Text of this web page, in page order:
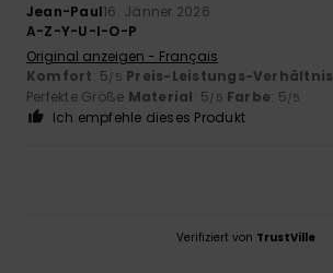
Jean-Paul16. Jänner 2026
A-Z-Y-U-I-O-P
Original anzeigen - Français
Komfort: 5/5 Preis-Leistungs-Verhältnis
Perfekte Größe Material: 5/5 Farbe: 5/5
Ich empfehle dieses Produkt
Verifiziert von TrustVille